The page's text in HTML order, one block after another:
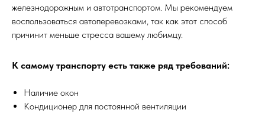
железнодорожным и автотранспортом. Мы рекомендуем
воспользоваться автоперевозками, так как этот способ
причинит меньше стресса вашему любимцу.
К самому транспорту есть также ряд требований:
Наличие окон
Кондиционер для постоянной вентиляции